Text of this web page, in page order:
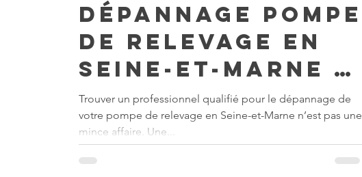
Dépannage pompe
de relevage en
Seine-et-Marne :
les garanties
d’un service de
qualité
Trouver un professionnel qualifié pour le dépannage de
votre pompe de relevage en Seine-et-Marne n’est pas une
mince affaire. Une...